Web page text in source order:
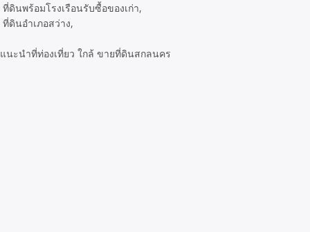
ที่ดินพร้อมโรงเรือนรับซื้อของเก่า,
ที่ดินอำเภอสว่าง,
แนะนำที่ท่องเที่ยว ใกล้ ขายที่ดินสกลนคร